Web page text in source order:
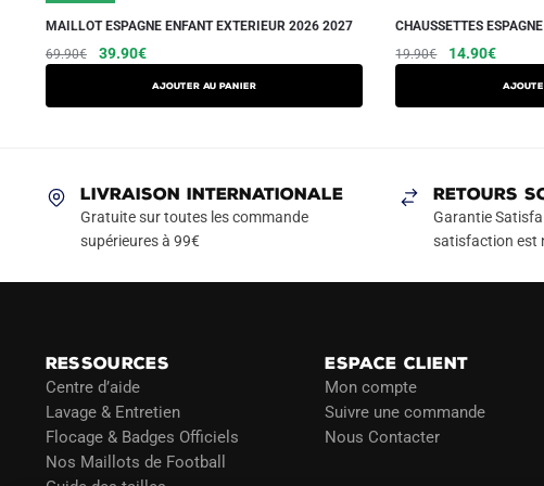
MAILLOT ESPAGNE ENFANT EXTERIEUR 2026 2027
69.90€
Le
39.90€Le
AJOUTER AU PANIER
Ce
produit
a
Les
options
peuvent
du
produit
CHAUSSETTES
19.90€
Le
14.90€Le
LIVRAISON INTERNATIONALE
Gratuite sur toutes les commande
supérieures à 99€
RETOURS
Garantie
satisfaction est
RESSOURCES
Centre d’aide
Lavage & Entretien
Flocage & Badges Officiels
Nos Maillots de Football
ESPACE CLIENT
Mon compte
Suivre une commande
Nous Contacter